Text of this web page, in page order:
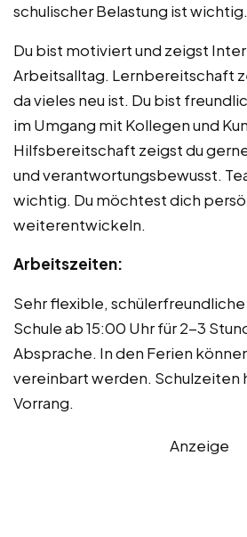
schulischer Belastung ist wichtig.
Du bist motiviert und zeigst
Arbeitsalltag. Lernbereitschaft
da vieles neu ist. Du bist
im Umgang mit Kollegen und
Hilfsbereitschaft zeigst du
und verantwortungsbewusst.
wichtig. Du möchtest dich
weiterentwickeln.
Arbeitszeiten:
Sehr flexible,
Schule ab 15:00 Uhr für 2-3
Absprache. In den Ferien
vereinbart werden. Schulzeiten
Vorrang.
Anzeige